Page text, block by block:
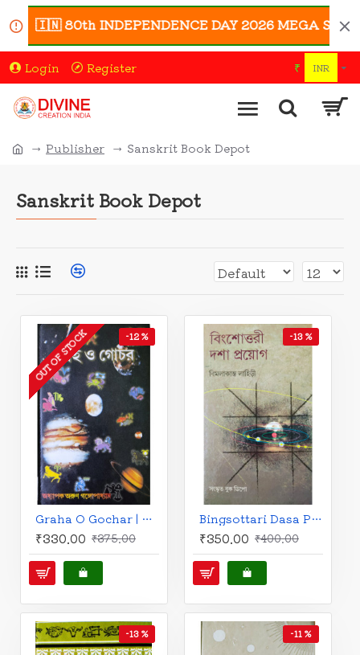
🇮🇳 80th INDEPENDENCE DAY 2026 MEGA SALE
Login Register ₹ INR
Publisher Sanskrit Book Depot
Sanskrit Book Depot
-12 %
OUT OF STOCK
Graha O Gochar | Bengali | গ্রহ ও গোচর | অধ্যাপক অরুণ গঙ্গোপাধ্যায় |
₹330.00 ₹375.00
-13 %
Bingsottari Dasa Prayog | Bengali |Bimalakanto Lahiri | বিংশোত্তরী দশা-প্রয়োগ | শ্রী বিমলাকান্ত লাহিড়ী |
₹350.00 ₹400.00
-13 % -11 %